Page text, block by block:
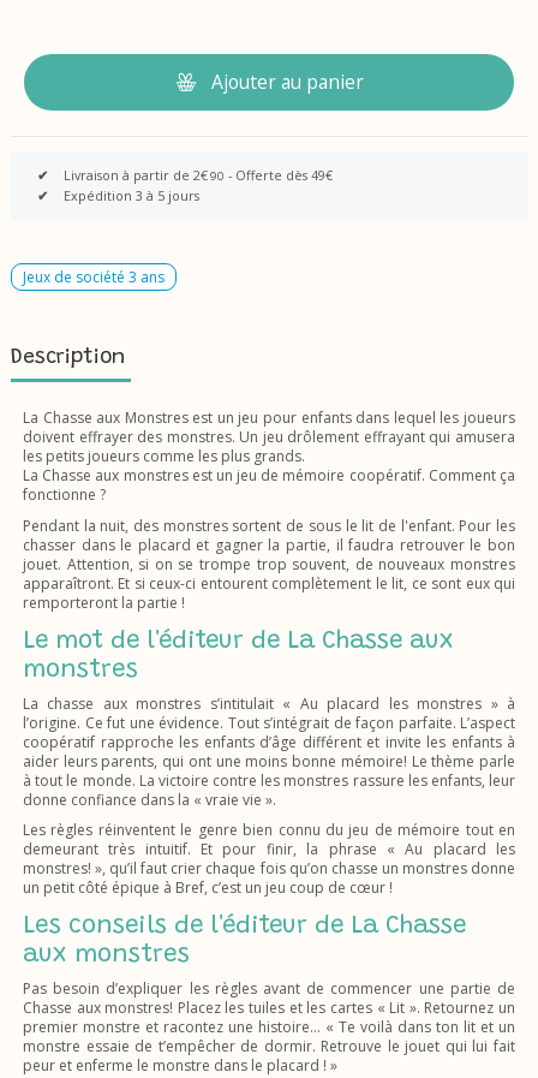
Ajouter au panier
✔ Livraison à partir de 2€90 - Offerte dès 49€
✔
Expédition 3 à 5 jours
Jeux de société 3 ans
Description
La Chasse aux Monstres est un jeu pour enfants dans lequel les joueurs
doivent effrayer des monstres. Un jeu drôlement effrayant qui amusera
les petits joueurs comme les plus grands.
La Chasse aux monstres est un jeu de mémoire coopératif. Comment ça
fonctionne ?
Pendant la nuit, des monstres sortent de sous le lit de l'enfant. Pour les
chasser dans le placard et gagner la partie, il faudra retrouver le bon
jouet. Attention, si on se trompe trop souvent, de nouveaux monstres
apparaîtront. Et si ceux-ci entourent complètement le lit, ce sont eux qui
remporteront la partie !
Le mot de l'éditeur de La Chasse aux
monstres
La chasse aux monstres s’intitulait « Au placard les monstres » à
l’origine. Ce fut une évidence. Tout s’intégrait de façon parfaite. L’aspect
coopératif rapproche les enfants d’âge différent et invite les enfants à
aider leurs parents, qui ont une moins bonne mémoire! Le thème parle
à tout le monde. La victoire contre les monstres rassure les enfants, leur
donne confiance dans la « vraie vie ».
Les règles réinventent le genre bien connu du jeu de mémoire tout en
demeurant très intuitif. Et pour finir, la phrase « Au placard les
monstres! », qu’il faut crier chaque fois qu’on chasse un monstres donne
un petit côté épique à Bref, c’est un jeu coup de cœur !
Les conseils de l'éditeur de La Chasse
aux monstres
Pas besoin d’expliquer les règles avant de commencer une partie de
Chasse aux monstres! Placez les tuiles et les cartes « Lit ». Retournez un
premier monstre et racontez une histoire… « Te voilà dans ton lit et un
monstre essaie de t’empêcher de dormir. Retrouve le jouet qui lui fait
peur et enferme le monstre dans le placard ! »